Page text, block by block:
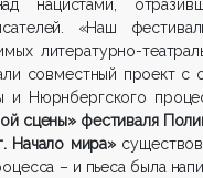
нацистами,
«Наш
литературно-
совместный проект
и Нюрнбергского
сцены» фестиваля
Начало мира»
– и пьеса была